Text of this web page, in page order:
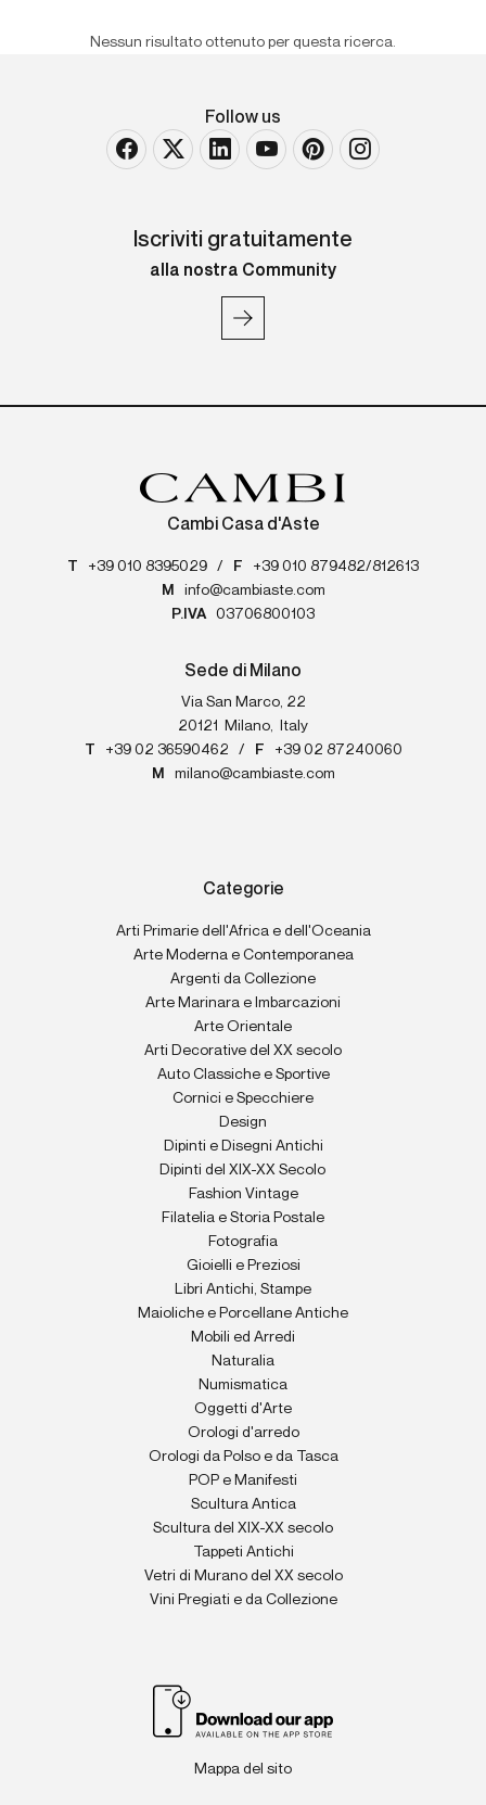
Nessun risultato ottenuto per questa ricerca.
Follow us
Iscriviti gratuitamente
alla nostra Community
Cambi Casa d'Aste
T +39 010 8395029 / F
+39 010 879482/812613
M
info@cambiaste.com
P.IVA
03706800103
Sede di Milano
Via San Marco, 22
20121
Milano
Italy
T
+39 02 36590462 / F
+39 02 87240060
M
milano@cambiaste.com
Categorie
Arti Primarie dell'Africa e dell'Oceania
Arte Moderna e Contemporanea
Argenti da Collezione
Arte Marinara e Imbarcazioni
Arte Orientale
Arti Decorative del XX secolo
Auto Classiche e Sportive
Cornici e Specchiere
Design
Dipinti e Disegni Antichi
Dipinti del XIX-XX Secolo
Fashion Vintage
Filatelia e Storia Postale
Fotografia
Gioielli e Preziosi
Libri Antichi, Stampe
Maioliche e Porcellane Antiche
Mobili ed Arredi
Naturalia
Numismatica
Oggetti d'Arte
Orologi d'arredo
Orologi da Polso e da Tasca
POP e Manifesti
Scultura Antica
Scultura del XIX-XX secolo
Tappeti Antichi
Vetri di Murano del XX secolo
Vini Pregiati e da Collezione
Mappa del sito